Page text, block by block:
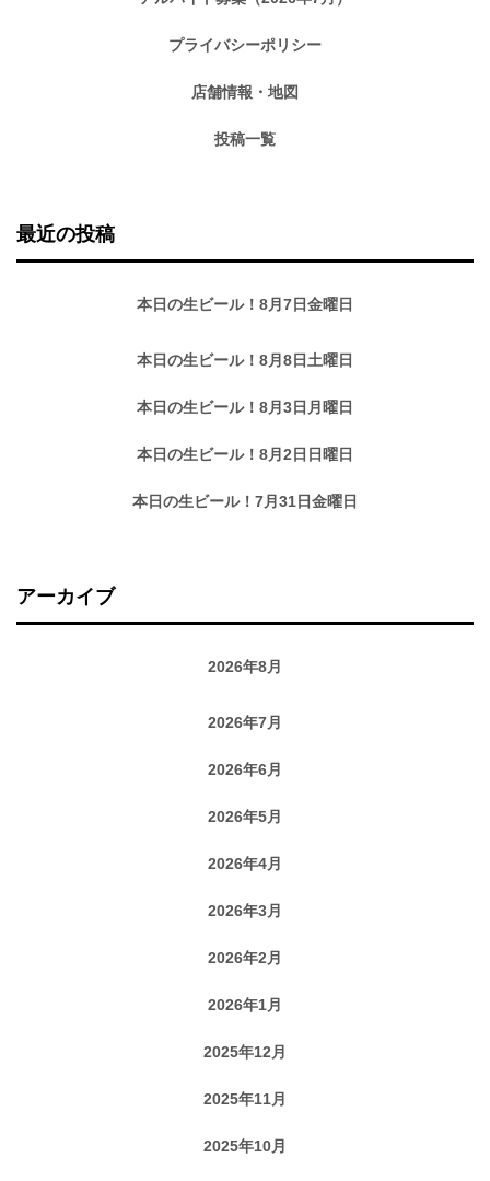
プライバシーポリシー
店舗情報・地図
投稿一覧
最近の投稿
本日の生ビール！8月7日金曜日
本日の生ビール！8月8日土曜日
本日の生ビール！8月3日月曜日
本日の生ビール！8月2日日曜日
本日の生ビール！7月31日金曜日
アーカイブ
2026年8月
2026年7月
2026年6月
2026年5月
2026年4月
2026年3月
2026年2月
2026年1月
2025年12月
2025年11月
2025年10月